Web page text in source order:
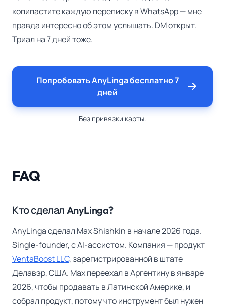
копипастите каждую переписку в WhatsApp — мне
правда интересно об этом услышать. DM открыт.
Триал на 7 дней тоже.
Попробовать AnyLinga бесплатно 7
дней
Без привязки карты.
FAQ
Кто сделал AnyLinga?
AnyLinga сделал Max Shishkin в начале 2026 года.
Single-founder, с AI-ассистом. Компания — продукт
VentaBoost LLC, зарегистрированной в штате
Делавэр, США. Max переехал в Аргентину в январе
2026, чтобы продавать в Латинской Америке, и
собрал продукт, потому что инструмент был нужен